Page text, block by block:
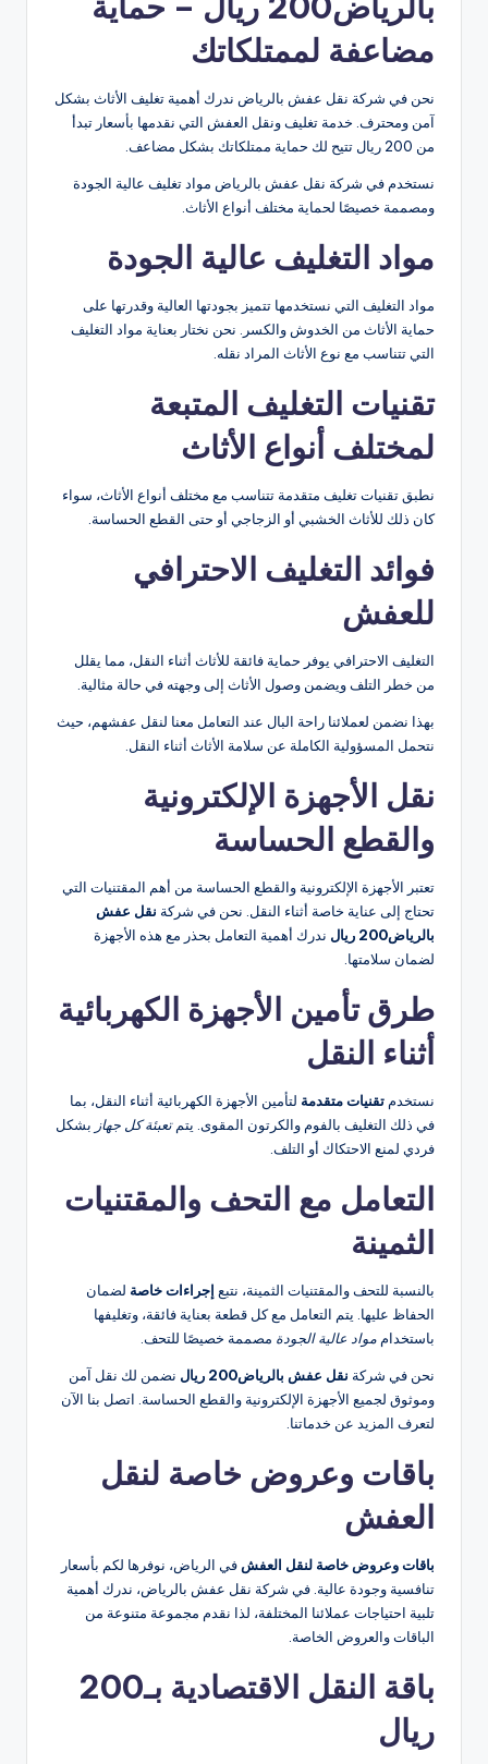
مضاعفة لممتلكاتك
نحن في شركة نقل عفش بالرياض ندرك أهمية تغليف الأثاث بشكل
آمن ومحترف. خدمة تغليف ونقل العفش التي نقدمها بأسعار تبدأ
من 200 ريال تتيح لك حماية ممتلكاتك بشكل مضاعف.
نستخدم في شركة نقل عفش بالرياض مواد تغليف عالية الجودة
ومصممة خصيصًا لحماية مختلف أنواع الأثاث.
مواد التغليف عالية الجودة
مواد التغليف التي نستخدمها تتميز بجودتها العالية وقدرتها على
حماية الأثاث من الخدوش والكسر. نحن نختار بعناية مواد التغليف
التي تتناسب مع نوع الأثاث المراد نقله.
تقنيات التغليف المتبعة
لمختلف أنواع الأثاث
نطبق تقنيات تغليف متقدمة تتناسب مع مختلف أنواع الأثاث، سواء
كان ذلك للأثاث الخشبي أو الزجاجي أو حتى القطع الحساسة.
فوائد التغليف الاحترافي
للعفش
التغليف الاحترافي يوفر حماية فائقة للأثاث أثناء النقل، مما يقلل
من خطر التلف ويضمن وصول الأثاث إلى وجهته في حالة مثالية.
بهذا نضمن لعملائنا راحة البال عند التعامل معنا لنقل عفشهم، حيث
نتحمل المسؤولية الكاملة عن سلامة الأثاث أثناء النقل.
نقل الأجهزة الإلكترونية
والقطع الحساسة
تعتبر الأجهزة الإلكترونية والقطع الحساسة من أهم المقتنيات التي
تحتاج إلى عناية خاصة أثناء النقل. نحن في شركة نقل عفش
بالرياض200 ريال
ندرك أهمية التعامل بحذر مع هذه الأجهزة
لضمان سلامتها.
طرق تأمين الأجهزة الكهربائية
أثناء النقل
نستخدم تقنيات متقدمة لتأمين الأجهزة الكهربائية أثناء النقل، بما
في ذلك التغليف بالفوم والكرتون المقوى. يتمتعبئة كل جهاز بشكل
فردي لمنع الاحتكاك أو التلف.
التعامل مع التحف والمقتنيات
الثمينة
بالنسبة للتحف والمقتنيات الثمينة، نتبع إجراءات خاصة لضمان
الحفاظ عليها. يتم التعامل مع كل قطعة بعناية فائقة، وتغليفها
باستخدام مواد عالية الجودة مصممة خصيصًا للتحف.
نحن في شركة نقل عفش بالرياض200 ريال
نضمن لك نقل آمن
وموثوق لجميع الأجهزة الإلكترونية والقطع الحساسة. اتصل بنا الآن
لتعرف المزيد عن خدماتنا.
باقات وعروض خاصة لنقل
العفش
باقات وعروض خاصة لنقل العفش في الرياض، نوفرها لكم بأسعار
تنافسية وجودة عالية. في شركة نقل عفش بالرياض، ندرك أهمية
تلبية احتياجات عملائنا المختلفة، لذا نقدم مجموعة متنوعة من
الباقات والعروض الخاصة.
باقة النقل الاقتصادية بـ200
ريال